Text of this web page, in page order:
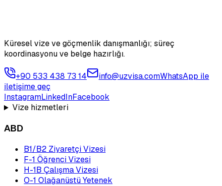
Küresel vize ve göçmenlik danışmanlığı; süreç
koordinasyonu ve belge hazırlığı.
+90 533 438 73 14 info@uzvisa.comWhatsApp ile
iletişime geç
InstagramLinkedInFacebook
Vize hizmetleri
ABD
B1/B2 Ziyaretçi Vizesi
F-1 Öğrenci Vizesi
H-1B Çalışma Vizesi
O-1 Olağanüstü Yetenek